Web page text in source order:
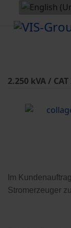
2.250 kVA / CAT
Im
Stromerzeuger